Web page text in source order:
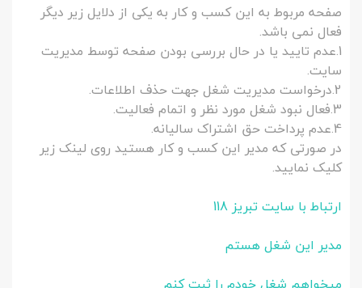
صفحه مربوط به این کسب و کار به یکی از دلایل زیر دیگر
فعال نمی باشد.
1.عدم تایید یا در حال بررسی بودن صفحه توسط مدیریت
سایت.
2.درخواست مدیریت شغل جهت حذف اطلاعات.
3.فعال نبود شغل مورد نظر و اتمام فعالیت.
4.عدم پرداخت حق اشتراک سالیانه.
در صورتی که مدیر این کسب و کار هستید روی لینک زیر
کلیک نمایید.
ارتباط با سایت تبریز 118
مدیر این شغل هستم